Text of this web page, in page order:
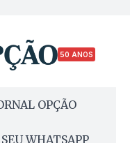
50 ANOS
OPÇÃO
WHATSAPP